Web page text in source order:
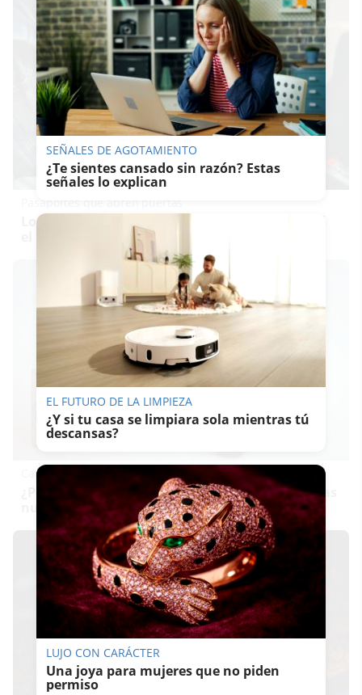
Los pasaportes más poderosos del mundo, ¿está
Canciones que marcan
¿Por qué recuerdas canciones viejas mejor que las
nuevas?
SEÑALES DE AGOTAMIENTO
¿Te sientes cansado sin razón? Estas
señales lo explican
EL FUTURO DE LA LIMPIEZA
¿Y si tu casa se limpiara sola mientras tú
descansas?
LUJO CON CARÁCTER
Una joya para mujeres que no piden
permiso